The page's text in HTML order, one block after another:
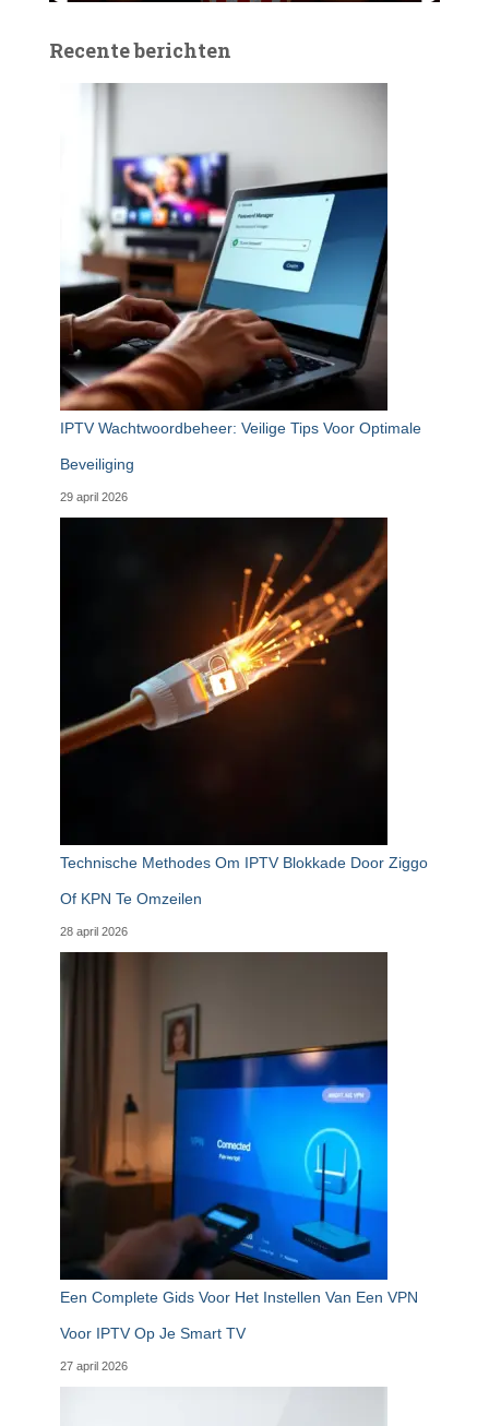
Recente berichten
IPTV Wachtwoordbeheer: Veilige Tips Voor Optimale
Beveiliging
29 april 2026
Technische Methodes Om IPTV Blokkade Door Ziggo
Of KPN Te Omzeilen
28 april 2026
Een Complete Gids Voor Het Instellen Van Een VPN
Voor IPTV Op Je Smart TV
27 april 2026